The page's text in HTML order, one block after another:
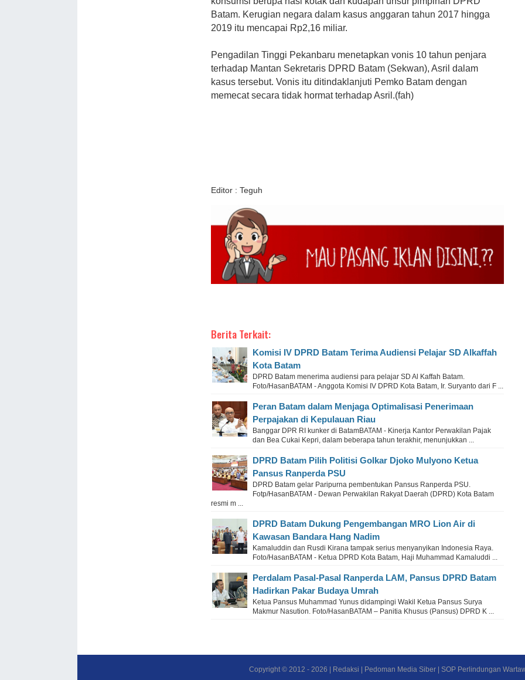
Batam. Kerugian negara dalam kasus anggaran tahun 2017 hingga
2019 itu mencapai Rp2,16 miliar.
Pengadilan Tinggi Pekanbaru menetapkan vonis 10 tahun penjara
terhadap Mantan Sekretaris DPRD Batam (Sekwan), Asril dalam
kasus tersebut. Vonis itu ditindaklanjuti Pemko Batam dengan
memecat secara tidak hormat terhadap Asril.(fah)
Editor : Teguh
Berita Terkait:
Komisi IV DPRD Batam Terima Audiensi Pelajar SD Alkaffah
Kota Batam
DPRD Batam menerima audiensi para pelajar SD Al Kaffah Batam.
Foto/HasanBATAM - Anggota Komisi IV DPRD Kota Batam, Ir. Suryanto dari F ...
Peran Batam dalam Menjaga Optimalisasi Penerimaan
Perpajakan di Kepulauan Riau
Banggar DPR RI kunker di BatamBATAM - Kinerja Kantor Perwakilan Pajak
dan Bea Cukai Kepri, dalam beberapa tahun terakhir, menunjukkan ...
DPRD Batam Pilih Politisi Golkar Djoko Mulyono Ketua
Pansus Ranperda PSU
DPRD Batam gelar Paripurna pembentukan Pansus Ranperda PSU.
Fotp/HasanBATAM - Dewan Perwakilan Rakyat Daerah (DPRD) Kota Batam
resmi m ...
DPRD Batam Dukung Pengembangan MRO Lion Air di
Kawasan Bandara Hang Nadim
Kamaluddin dan Rusdi Kirana tampak serius menyanyikan Indonesia Raya.
Foto/HasanBATAM - Ketua DPRD Kota Batam, Haji Muhammad Kamaluddi ...
Perdalam Pasal-Pasal Ranperda LAM, Pansus DPRD Batam
Hadirkan Pakar Budaya Umrah
Ketua Pansus Muhammad Yunus didampingi Wakil Ketua Pansus Surya
Makmur Nasution. Foto/HasanBATAM – Panitia Khusus (Pansus) DPRD K ...
Copyright © 2012 - 2026 Redaksi Pedoman Media Siber SOP Perlindungan